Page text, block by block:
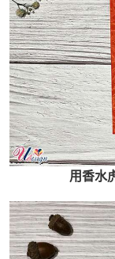
用香水